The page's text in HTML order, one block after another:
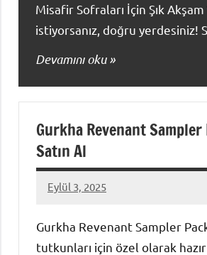
Misafir Sofraları İçin Şık
istiyorsanız, doğru yerdesiniz!
Devamını oku
Gurkha Revenant Sampler
Satın Al
Eylül 3, 2025
admin
Gurkha Revenant Sampler
tutkunları için özel olarak